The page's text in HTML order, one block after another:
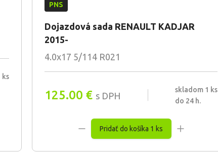
ks
PNS
Dojazdová sada RENAULT KADJAR
2015-
4.0x17 5/114 R021
125.00 € s DPH
skladom 1 ks
do 24 h.
Pridať do košíka 1 ks